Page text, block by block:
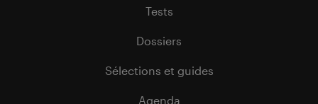
Tests
Dossiers
Sélections et guides
Agenda